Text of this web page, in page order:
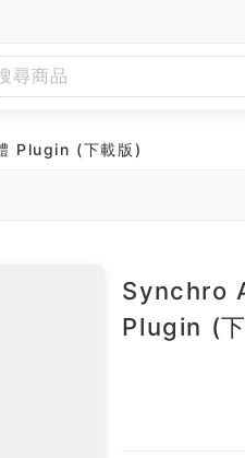
Plugin (下載版)
Synchro
Plugin (